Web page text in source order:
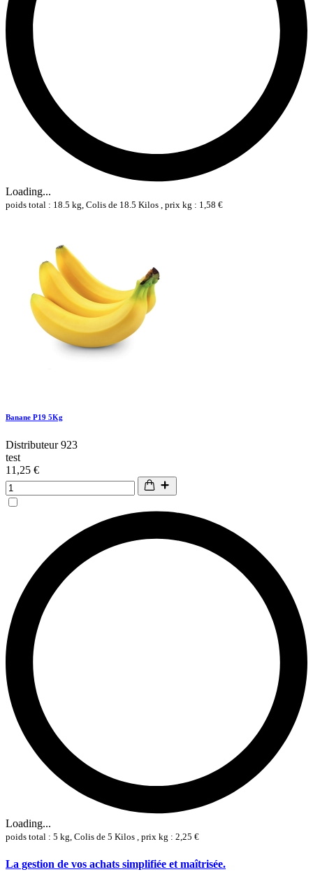
Loading...
poids total : 18.5 kg, Colis de 18.5 Kilos , prix kg : 1,58 €
Banane P19 5Kg
Distributeur 923
test
11,25 €
Loading...
poids total : 5 kg, Colis de 5 Kilos , prix kg : 2,25 €
La gestion de vos achats simplifiée et maîtrisée.